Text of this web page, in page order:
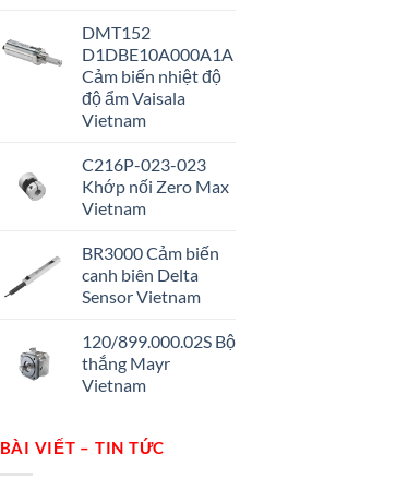
DMT152
D1DBE10A000A1A
Cảm biến nhiệt độ
độ ẩm Vaisala
Vietnam
C216P-023-023
Khớp nối Zero Max
Vietnam
BR3000 Cảm biến
canh biên Delta
Sensor Vietnam
120/899.000.02S Bộ
thắng Mayr
Vietnam
BÀI VIẾT – TIN TỨC